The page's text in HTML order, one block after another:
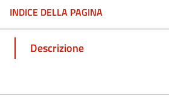
INDICE DELLA PAGINA
Descrizione